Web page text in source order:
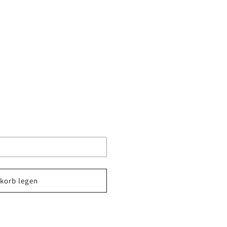
legen